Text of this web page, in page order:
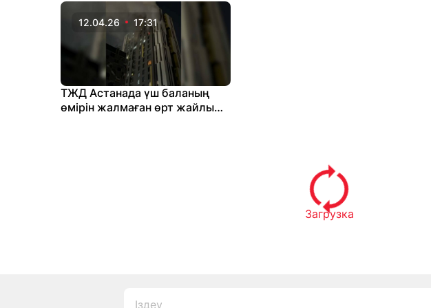
12.04.26 17:31
ТЖД Астанада үш баланың
өмірін жалмаған өрт жайлы
Загрузка